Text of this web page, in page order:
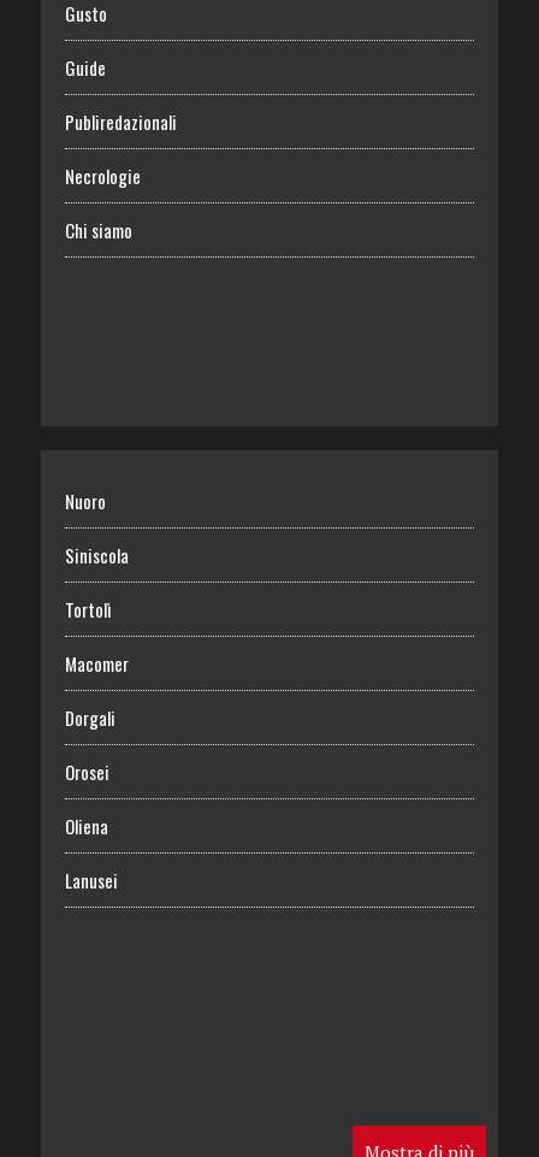
Gusto
Guide
Publiredazionali
Necrologie
Chi siamo
Nuoro
Siniscola
Tortolì
Macomer
Dorgali
Orosei
Oliena
Lanusei
Mostra di più